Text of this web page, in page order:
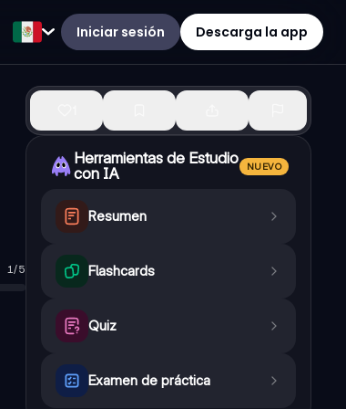
Iniciar sesión Descarga la app
1/5
Herramientas de Estudio
con IA
NUEVO
Resumen
Flashcards
Quiz
Examen de práctica